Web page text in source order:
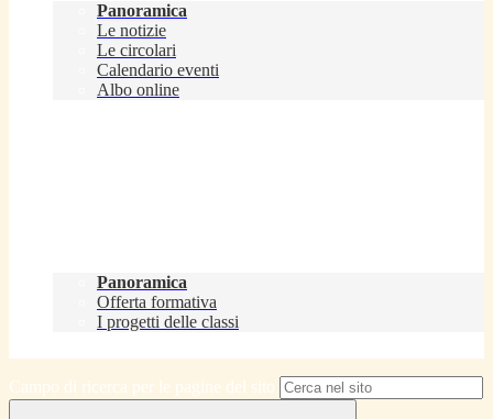
Panoramica
Le notizie
Le circolari
Calendario eventi
Albo online
Panoramica
Offerta formativa
I progetti delle classi
Campo di ricerca per le pagine del sito